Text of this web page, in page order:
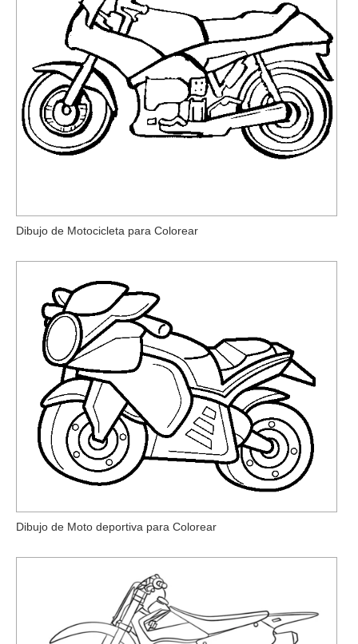
Dibujo de Motocicleta para Colorear
Dibujo de Moto deportiva para Colorear